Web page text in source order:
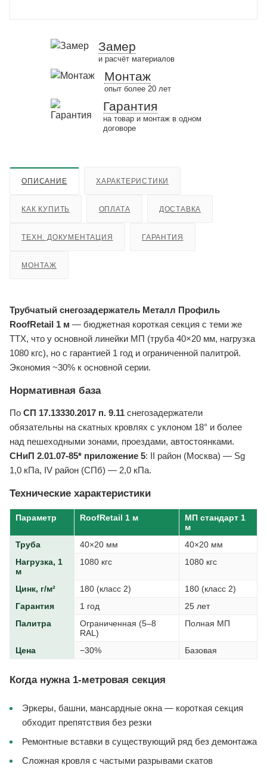
Замер
и расчёт материалов
Монтаж
опыт более 20 лет
Гарантия
на товар и монтаж в одном
договоре
ОПИСАНИЕ ХАРАКТЕРИСТИКИ
КАК КУПИТЬ ОПЛАТА ДОСТАВКА
ТЕХН. ДОКУМЕНТАЦИЯ ГАРАНТИЯ
МОНТАЖ
Трубчатый снегозадержатель Металл Профиль
RoofRetail 1 м — бюджетная короткая секция с теми же
ТТХ, что у основной линейки МП (труба 40×20 мм, нагрузка
1080 кгс), но с гарантией 1 год и ограниченной палитрой.
Экономия ~30% к основной серии.
Нормативная база
По СП 17.13330.2017 п. 9.11 снегозадержатели
обязательны на скатных кровлях с уклоном 18° и более
над пешеходными зонами, проездами, автостоянками.
СНиП 2.01.07-85* приложение 5: II район (Москва) — Sg
1,0 кПа, IV район (СПб) — 2,0 кПа.
Технические характеристики
Параметр RoofRetail 1 м
МП стандарт 1
м
Труба
40×20 мм
40×20 мм
Нагрузка, 1
м
1080 кгс 1080 кгс
Цинк, г/м² 180 (класс 2)
180 (класс 2)
Гарантия
1 год
25 лет
Палитра
Ограниченная (5–8
RAL)
Полная МП
Цена −30% Базовая
Когда нужна 1-метровая секция
Эркеры, башни, мансардные окна — короткая секция
обходит препятствия без резки
Ремонтные вставки в существующий ряд без демонтажа
Сложная кровля с частыми разрывами скатов